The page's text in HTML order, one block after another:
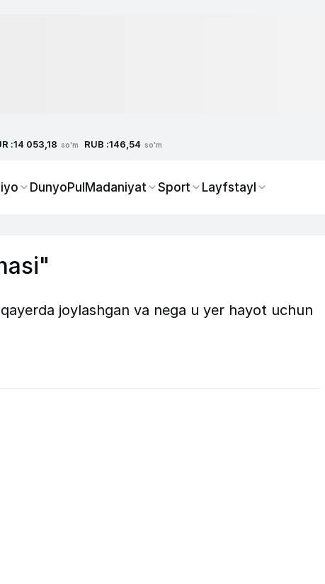
:14 053,18 so'm RUB :146,54 so'm
DunyoPulMadaniyat Sport Layfstayl
joylashgan va nega u yer hayot uchun